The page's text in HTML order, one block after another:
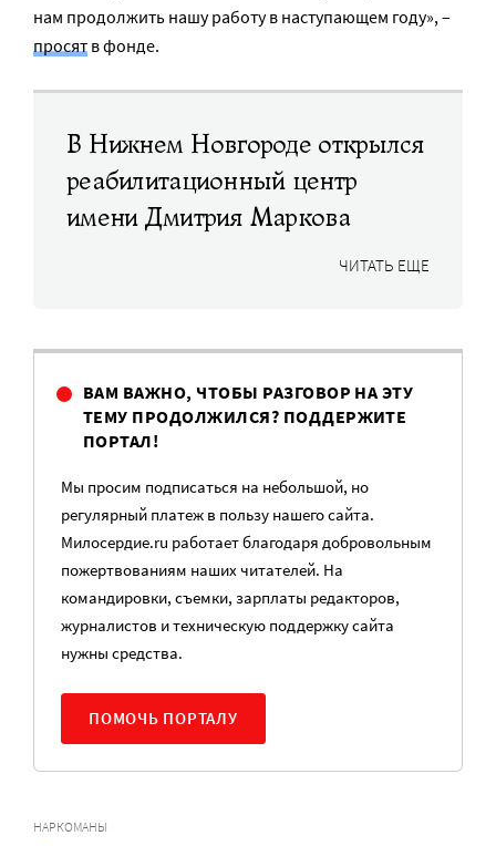
нам продолжить нашу работу в наступающем году», –
просят в фонде.
В Нижнем Новгороде открылся
реабилитационный центр
имени Дмитрия Маркова
ЧИТАТЬ ЕЩЕ
ВАМ ВАЖНО, ЧТОБЫ РАЗГОВОР НА ЭТУ
ТЕМУ ПРОДОЛЖИЛСЯ? ПОДДЕРЖИТЕ
ПОРТАЛ!
Мы просим подписаться на небольшой, но
регулярный платеж в пользу нашего сайта.
Милосердие.ru работает благодаря добровольным
пожертвованиям наших читателей. На
командировки, съемки, зарплаты редакторов,
журналистов и техническую поддержку сайта
нужны средства.
ПОМОЧЬ ПОРТАЛУ
НАРКОМАНЫ